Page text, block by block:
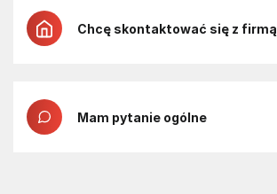
Chcę skontaktować się z firmą
Mam pytanie ogólne